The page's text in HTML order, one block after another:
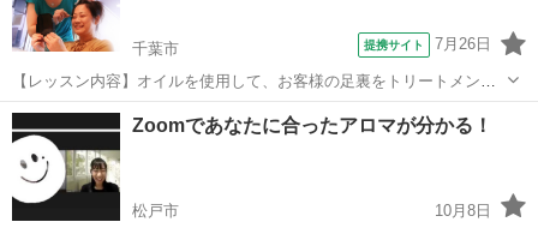
千葉市 提携サイト 7月26日
【レッスン内容】オイルを使用して、お客様の足裏をトリートメント
します。ショートコースは1日。ロングコースは2日間に分けて、マン
ツーマンレッスンです。ショートコースは、片足24の反射区及びオー
プニング、エンディング等の技術を習...
千葉 千葉市 アロマ
Zoomであなたに合ったアロマが分かる！
松戸市
10月8日